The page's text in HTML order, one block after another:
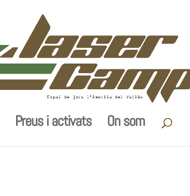
Preus i activats On som